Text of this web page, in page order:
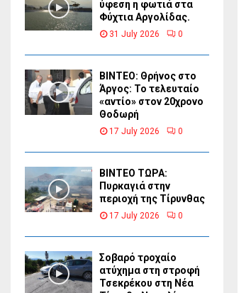
ύφεση η φωτιά στα
Φύχτια Αργολίδας.
31 July 2026 0
ΒΙΝΤΕΟ: Θρήνος στο
Άργος: Το τελευταίο
«αντίο» στον 20χρονο
Θοδωρή
17 July 2026 0
ΒΙΝΤΕΟ ΤΩΡΑ:
Πυρκαγιά στην
περιοχή της Τίρυνθας
17 July 2026 0
Σοβαρό τροχαίο
ατύχημα στη στροφή
Τσεκρέκου στη Νέα